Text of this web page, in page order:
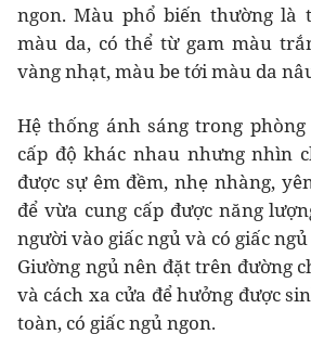
ngon. Màu phổ biến thường là
màu da, có thể từ gam màu
vàng nhạt, màu be tới màu da
Hệ thống ánh sáng trong
cấp độ khác nhau nhưng nhìn
được sự êm đềm, nhẹ nhàng,
để vừa cung cấp được năng
người vào giấc ngủ và có giấc
Giường ngủ nên đặt trên đường
và cách xa cửa để hưởng được
toàn, có giấc ngủ ngon.